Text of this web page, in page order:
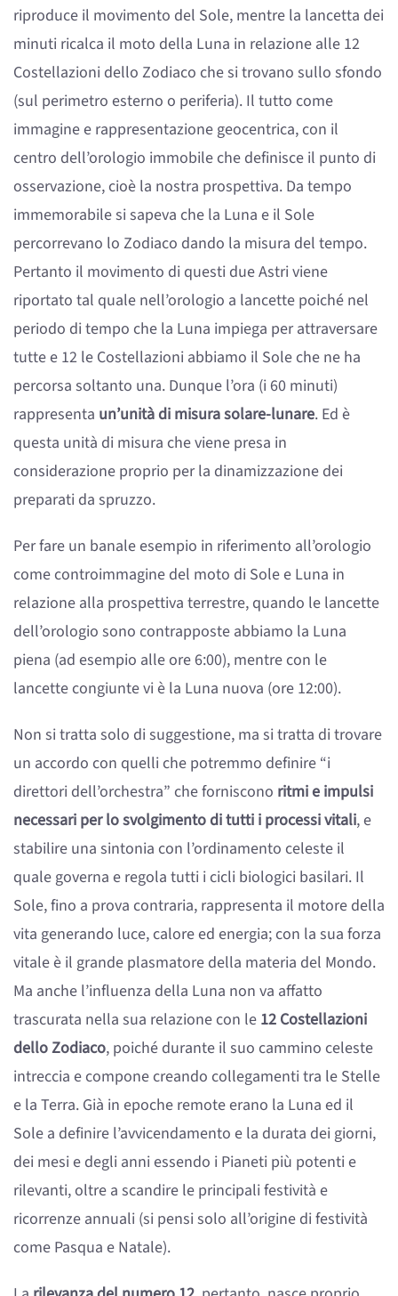
riproduce il movimento del Sole, mentre la lancetta dei
minuti ricalca il moto della Luna in relazione alle 12
Costellazioni dello Zodiaco che si trovano sullo sfondo
(sul perimetro esterno o periferia). Il tutto come
immagine e rappresentazione geocentrica, con il
centro dell’orologio immobile che definisce il punto di
osservazione, cioè la nostra prospettiva. Da tempo
immemorabile si sapeva che la Luna e il Sole
percorrevano lo Zodiaco dando la misura del tempo.
Pertanto il movimento di questi due Astri viene
riportato tal quale nell’orologio a lancette poiché nel
periodo di tempo che la Luna impiega per attraversare
tutte e 12 le Costellazioni abbiamo il Sole che ne ha
percorsa soltanto una. Dunque l’ora (i 60 minuti)
rappresenta un’unità di misura solare-lunare. Ed è
questa unità di misura che viene presa in
considerazione proprio per la dinamizzazione dei
preparati da spruzzo.
Per fare un banale esempio in riferimento all’orologio
come controimmagine del moto di Sole e Luna in
relazione alla prospettiva terrestre, quando le lancette
dell’orologio sono contrapposte abbiamo la Luna
piena (ad esempio alle ore 6:00), mentre con le
lancette congiunte vi è la Luna nuova (ore 12:00).
Non si tratta solo di suggestione, ma si tratta di trovare
un accordo con quelli che potremmo definire “i
direttori dell’orchestra” che forniscono ritmi e impulsi
necessari per lo svolgimento di tutti i processi vitali, e
stabilire una sintonia con l’ordinamento celeste il
quale governa e regola tutti i cicli biologici basilari. Il
Sole, fino a prova contraria, rappresenta il motore della
vita generando luce, calore ed energia; con la sua forza
vitale è il grande plasmatore della materia del Mondo.
Ma anche l’influenza della Luna non va affatto
trascurata nella sua relazione con le 12 Costellazioni
dello Zodiaco, poiché durante il suo cammino celeste
intreccia e compone creando collegamenti tra le Stelle
e la Terra. Già in epoche remote erano la Luna ed il
Sole a definire l’avvicendamento e la durata dei giorni,
dei mesi e degli anni essendo i Pianeti più potenti e
rilevanti, oltre a scandire le principali festività e
ricorrenze annuali (si pensi solo all’origine di festività
come Pasqua e Natale).